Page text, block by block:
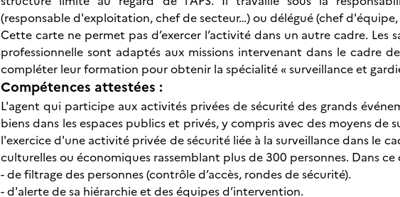
(responsable d'exploitation, chef de secteur…) ou délégué (chef
Cette carte ne permet pas d’exercer l’activité dans un autre cadre.
professionnelle sont adaptés aux missions intervenant dans le cadre
compléter leur formation pour obtenir la spécialité « surveillance et
Compétences attestées :
L'agent qui participe aux activités privées de sécurité des grands
biens dans les espaces publics et privés, y compris avec des moyens
l'exercice d'une activité privée de sécurité liée à la surveillance dans le
culturelles ou économiques rassemblant plus de 300 personnes. Dans
- de filtrage des personnes (contrôle d’accès, rondes de sécurité).
- d'alerte de sa hiérarchie et des équipes d’intervention.